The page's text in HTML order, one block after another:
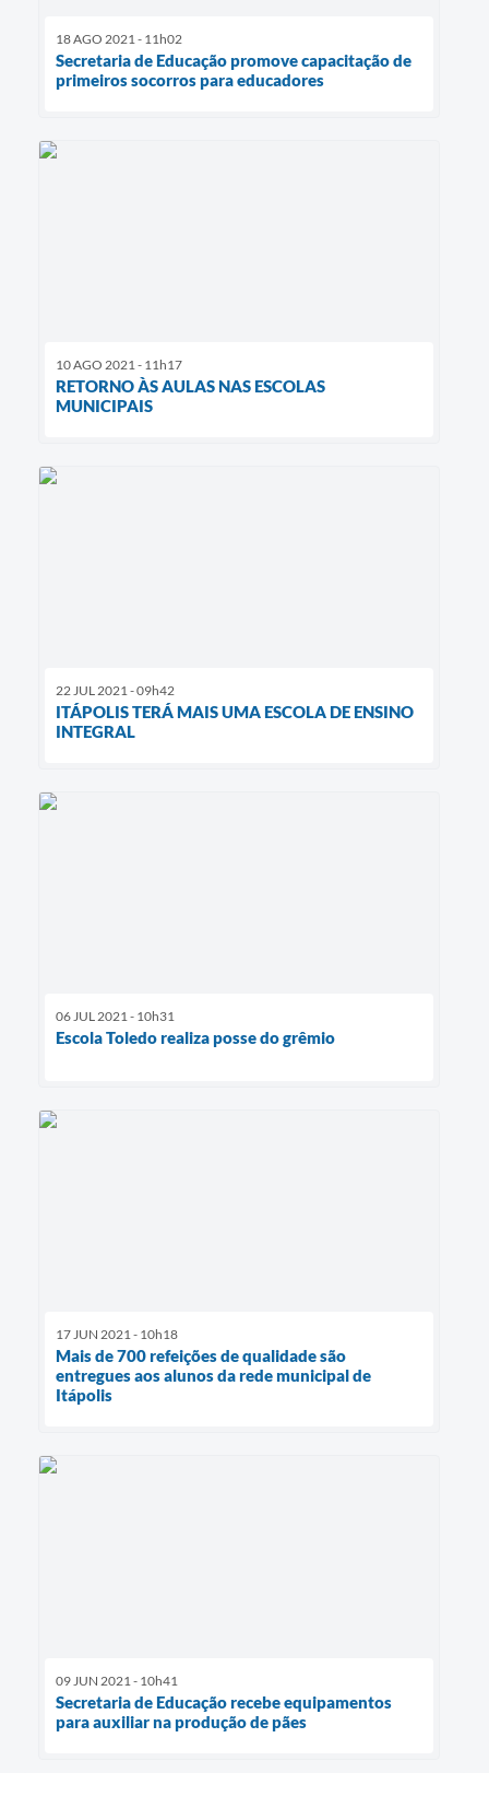
18 AGO 2021 - 11h02
Secretaria de Educação promove capacitação de
primeiros socorros para educadores
10 AGO 2021 - 11h17
RETORNO ÀS AULAS NAS ESCOLAS
MUNICIPAIS
22 JUL 2021 - 09h42
ITÁPOLIS TERÁ MAIS UMA ESCOLA DE ENSINO
INTEGRAL
06 JUL 2021 - 10h31
Escola Toledo realiza posse do grêmio
17 JUN 2021 - 10h18
Mais de 700 refeições de qualidade são
entregues aos alunos da rede municipal de
Itápolis
09 JUN 2021 - 10h41
Secretaria de Educação recebe equipamentos
para auxiliar na produção de pães